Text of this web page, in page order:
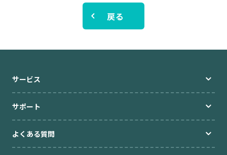
ニュースリリース
戻る
サービス
サポート
よくある質問